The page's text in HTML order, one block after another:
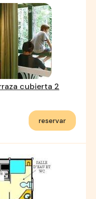
cubierta 2
reservar